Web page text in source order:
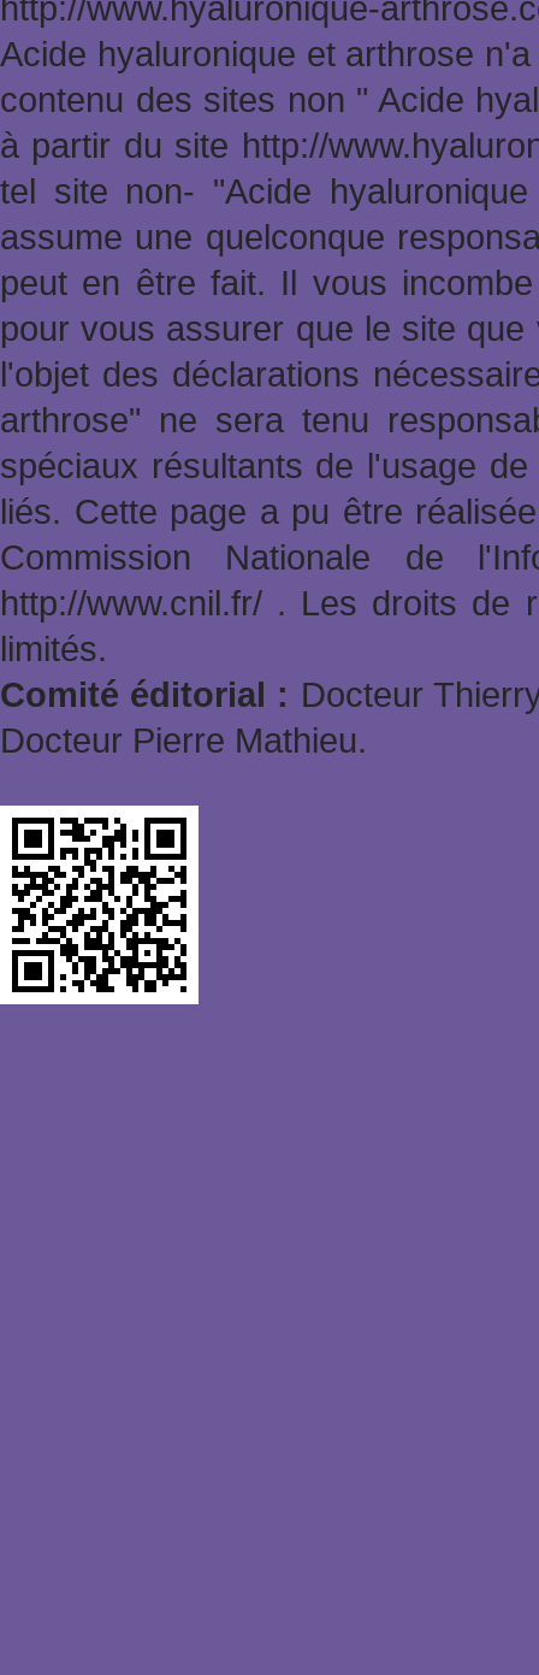
Acide hyaluronique et arthrose
contenu des sites non " Acide
à partir du site http://
tel site non- "Acide
assume une quelconque
peut en être fait. Il vous
pour vous assurer que le site
l'objet des déclarations
arthrose" ne sera tenu
spéciaux résultants de l'usage
liés. Cette page a pu être
Commission Nationale de
http://www.cnil.fr/ . Les droits de
limités.
Comité éditorial : Docteur
Docteur Pierre Mathieu.